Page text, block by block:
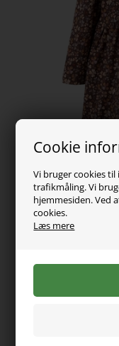
Cookie
Vi bruger cookies
trafikmåling. Vi
hjemmesiden. Ved
cookies.
Læs mere